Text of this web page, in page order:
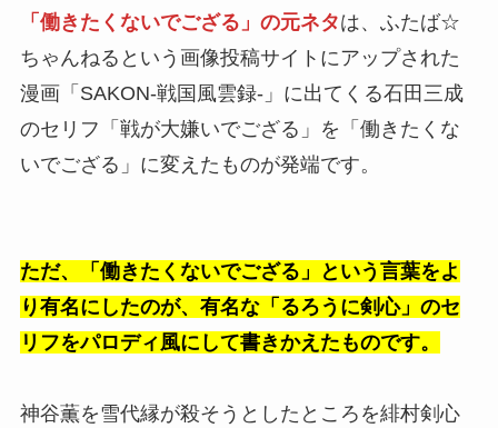
「働きたくないでござる」の元ネタは、ふたば☆
ちゃんねるという画像投稿サイトにアップされた
漫画「SAKON-戦国風雲録-」に出てくる石田三成
のセリフ「戦が大嫌いでござる」を「働きたくな
いでござる」に変えたものが発端です。
ただ、「働きたくないでござる」という言葉をよ
り有名にしたのが、有名な「るろうに剣心」のセ
リフをパロディ風にして書きかえたものです。
神谷薫を雪代縁が殺そうとしたところを緋村剣心